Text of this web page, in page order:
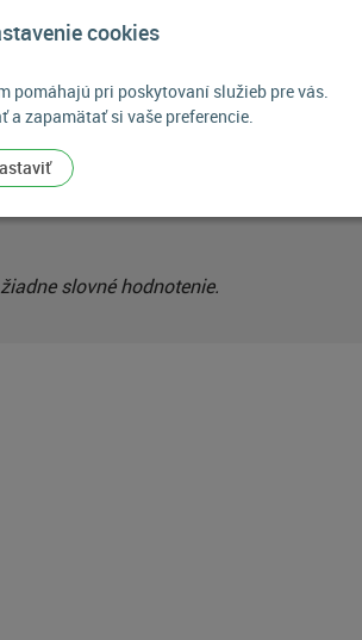
cookies
pomáhajú pri poskytovaní služieb pre vás.
a zapamätať si vaše preferencie.
- Veľká
slovné hodnotenie.